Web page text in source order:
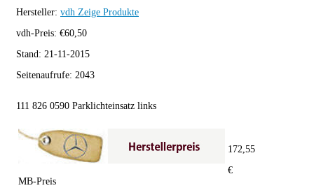
Hersteller: vdh Zeige Produkte
vdh-Preis: €60,50
Stand: 21-11-2015
Seitenaufrufe: 2043
111 826 0590 Parklichteinsatz links
MB-Preis
172,55
€